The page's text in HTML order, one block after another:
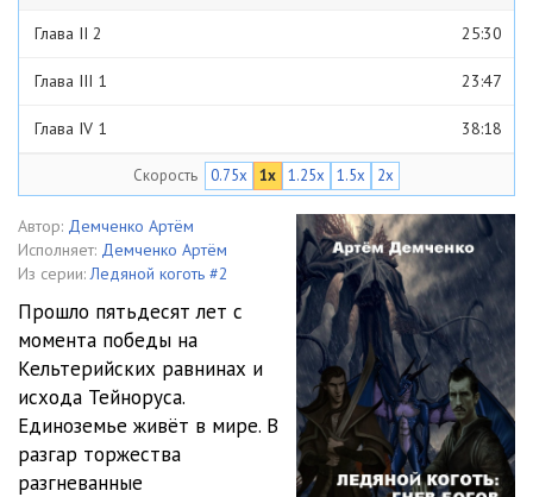
Глава II 2 25:30
Глава III 1 23:47
Глава IV 1 38:18
Глава VI 1 52:37
Глава VII 1 51:23
Эпилог 1 10:06
Скорость 0.75x 1x 1.25x 1.5x 2x
Автор: Демченко Артём
Исполняет: Демченко Артём
Из серии: Ледяной коготь #2
Прошло пятьдесят лет с
момента победы на
Кельтерийских равнинах и
исхода Тейноруса.
Единоземье живёт в мире. В
разгар торжества
разгневанные